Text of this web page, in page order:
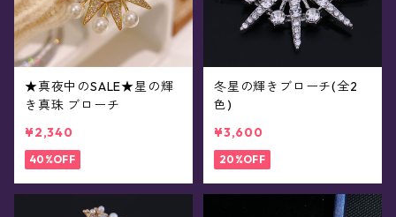
★真夜中のSALE★星の輝
き真珠 ブローチ
¥2,340
40%OFF
冬星の輝きブローチ(全2
色)
¥3,600
20%OFF